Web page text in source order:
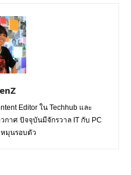
Editor ใน Techhub และ
กาศ ปัจจุบันมีจักรวาล IT กับ PC
หมุนรอบตัว